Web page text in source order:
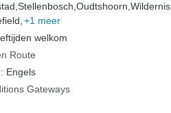
Stellenbosch, Oudtshoorn, Wildernis,
+1 meer
welkom
Route
Engels
Gateways